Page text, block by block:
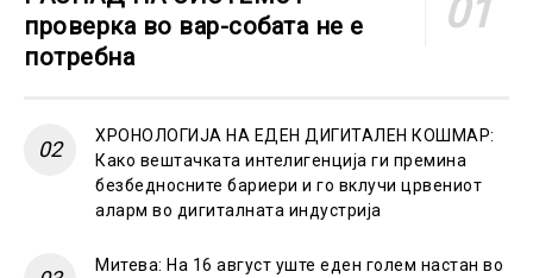
проверка во вар-собата не е
потребна
ХРОНОЛОГИЈА НА ЕДЕН ДИГИТАЛЕН КОШМАР:
Како вештачката интелигенција ги премина
безбедносните бариери и го вклучи црвениот
аларм во дигиталната индустрија
Митева: На 16 август уште еден голем настан во